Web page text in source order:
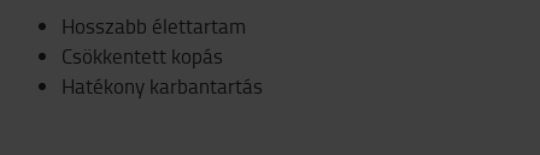
Hosszabb élettartam
Csökkentett kopás
Hatékony karbantartás